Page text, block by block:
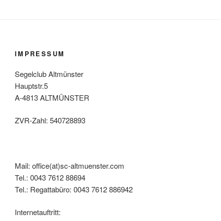
IMPRESSUM
Segelclub Altmünster
Hauptstr.5
A-4813 ALTMÜNSTER
ZVR-Zahl: 540728893
Mail: office(at)sc-altmuenster.com
Tel.: 0043 7612 88694
Tel.: Regattabüro: 0043 7612 886942
Internetauftritt: